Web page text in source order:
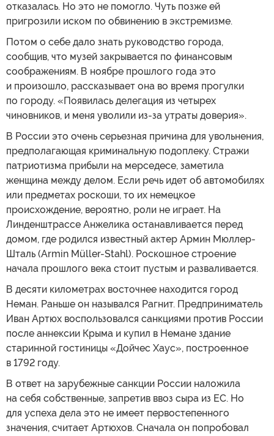
отказалась. Но это не помогло. Чуть позже ей
пригрозили иском по обвинению в экстремизме.
Потом о себе дало знать руководство города,
сообщив, что музей закрывается по финансовым
соображениям. В ноябре прошлого года это
и произошло, рассказывает она во время прогулки
по городу. «Появилась делегация из четырех
чиновников, и меня уволили из-за утраты доверия».
В России это очень серьезная причина для увольнения,
предполагающая криминальную подоплеку. Стражи
патриотизма прибыли на мерседесе, заметила
женщина между делом. Если речь идет об автомобилях
или предметах роскоши, то их немецкое
происхождение, вероятно, роли не играет. На
Линденштрассе Анжелика останавливается перед
домом, где родился известный актер Армин Мюллер-
Шталь (Armin Müller-Stahl). Роскошное строение
начала прошлого века стоит пустым и разваливается.
В десяти километрах восточнее находится город
Неман. Раньше он назывался Рагнит. Предприниматель
Иван Артюх воспользовался санкциями против России
после аннексии Крыма и купил в Немане здание
старинной гостиницы «Дойчес Хаус», построенное
в 1792 году.
В ответ на зарубежные санкции России наложила
на себя собственные, запретив ввоз сыра из ЕС. Но
для успеха дела это не имеет первостепенного
значения, считает Артюхов. Сначала он попробовал